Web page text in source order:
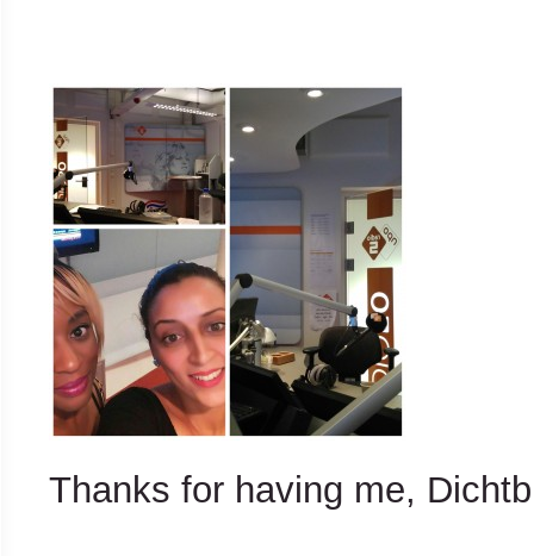
Thanks for having me,